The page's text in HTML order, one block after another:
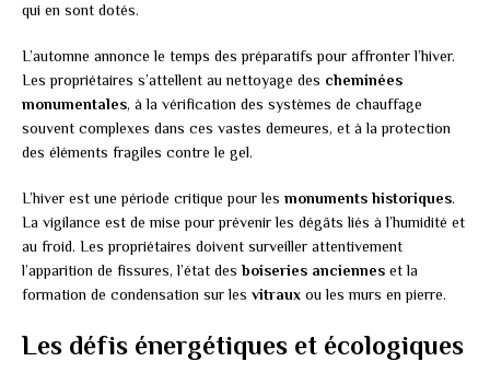
qui en sont dotés.
L’automne annonce le temps des préparatifs pour affronter l’hiver.
Les propriétaires s’attellent au nettoyage des cheminées
monumentales, à la vérification des systèmes de chauffage
souvent complexes dans ces vastes demeures, et à la protection
des éléments fragiles contre le gel.
L’hiver est une période critique pour les monuments historiques.
La vigilance est de mise pour prévenir les dégâts liés à l’humidité et
au froid. Les propriétaires doivent surveiller attentivement
l’apparition de fissures, l’état desboiseries anciennes et la
formation de condensation sur les vitraux ou les murs en pierre.
Les défis énergétiques et écologiques